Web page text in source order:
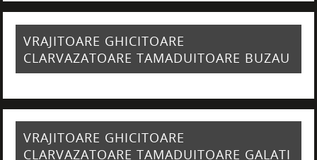
VRAJITOARE GHICITOARE
CLARVAZATOARE TAMADUITOARE BUZAU
VRAJITOARE GHICITOARE
CLARVAZATOARE TAMADUITOARE GALATI